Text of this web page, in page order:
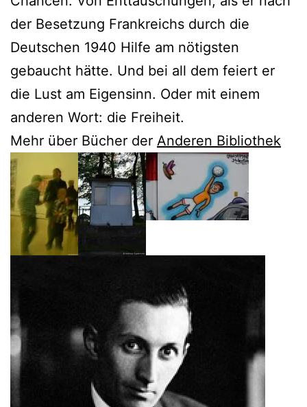
der Besetzung Frankreichs durch die
Deutschen 1940 Hilfe am nötigsten
gebaucht hätte. Und bei all dem feiert er
die Lust am Eigensinn. Oder mit einem
anderen Wort: die Freiheit.
Mehr über Bücher der Anderen Bibliothek